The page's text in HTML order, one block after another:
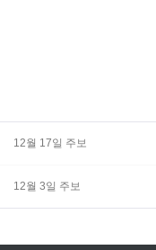
12월 17일 주보
12월 3일 주보